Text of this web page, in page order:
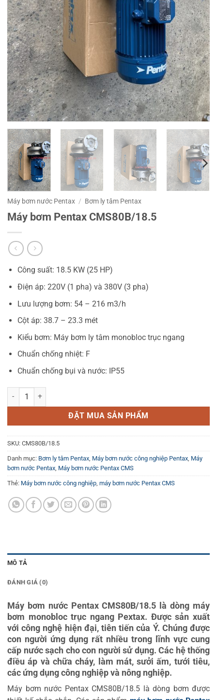
Máy bơm nước Pentax / Bơm ly tâm Pentax
Máy bơm Pentax CMS80B/18.5
Công suất: 18.5 KW (25 HP)
Điện áp: 220V (1 pha) và 380V (3 pha)
Lưu lượng bơm: 54 – 216 m3/h
Cột áp: 38.7 – 23.3 mét
Kiểu bơm: Máy bơm ly tâm monobloc trục ngang
Chuẩn chống nhiệt: F
Chuẩn chống bụi và nước: IP55
Máy bơm Pentax CMS80B/18.5 số lượng
ĐẶT MUA SẢN PHẨM
SKU: CMS80B/18.5
Danh mục: Bơm ly tâm Pentax Máy bơm nước công nghiệp Pentax Máy
bơm nước Pentax Máy bơm nước Pentax CMS
Thẻ: Máy bơm nước công nghiệp máy bơm nước Pentax CMS
MÔ TẢ
ĐÁNH GIÁ (0)
Máy bơm nước Pentax CMS80B/18.5 là dòng máy
bơm monobloc trục ngang Pextax. Được sản xuất
với công nghệ hiện đại, tiên tiến của Ý. Chúng được
con người ứng dụng rất nhiều trong lĩnh vực cung
cấp nước sạch cho con người sử dụng. Các hệ thống
điều áp và chữa cháy, làm mát, sưởi ấm, tưới tiêu,
các ứng dụng công nghiệp và nông nghiệp.
Máy bơm nước Pentax CMS80B/18.5 là dòng bơm được